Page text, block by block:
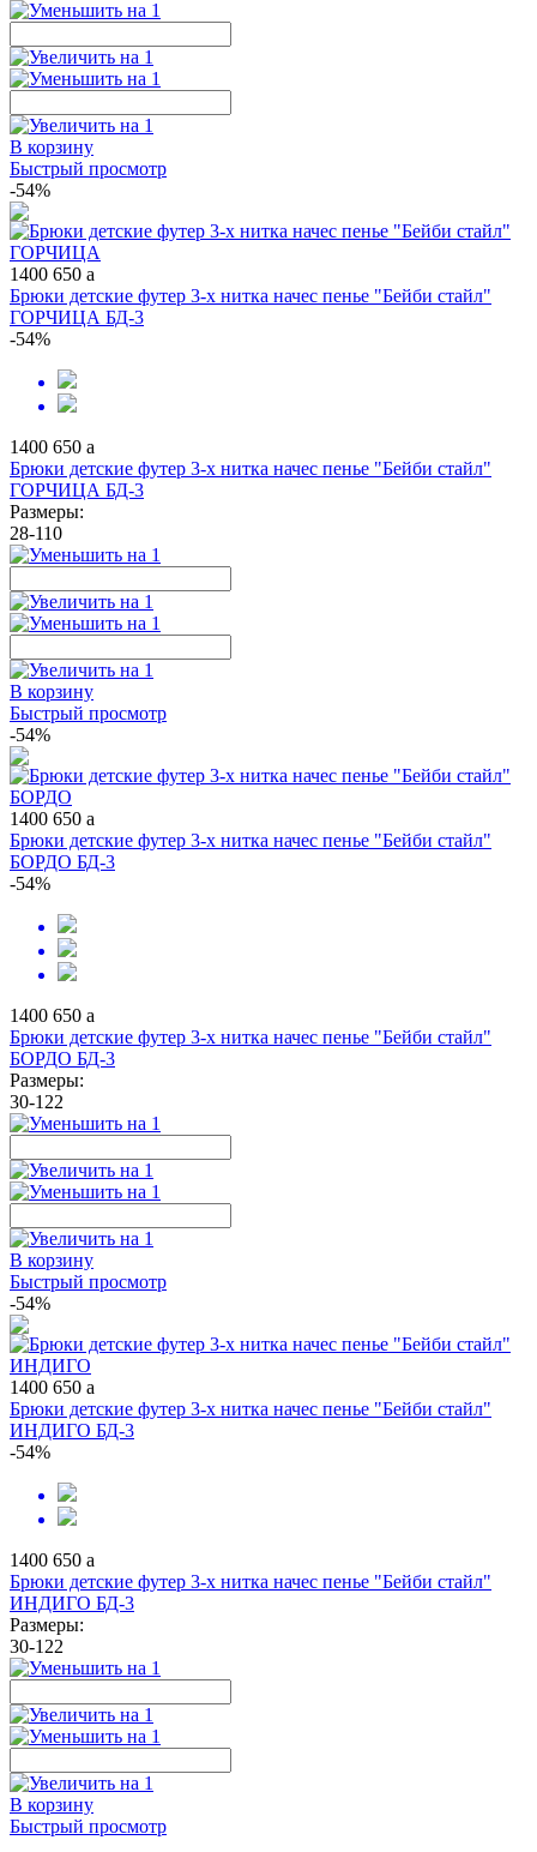
В корзину
Быстрый просмотр
-54%
1400 650 a
Брюки детские футер 3-х нитка начес пенье "Бейби стайл"
ГОРЧИЦА БД-3
-54%
1400 650 a
Брюки детские футер 3-х нитка начес пенье "Бейби стайл"
ГОРЧИЦА БД-3
Размеры:
28-110
В корзину
Быстрый просмотр
-54%
1400 650 a
Брюки детские футер 3-х нитка начес пенье "Бейби стайл"
БОРДО БД-3
-54%
1400 650 a
Брюки детские футер 3-х нитка начес пенье "Бейби стайл"
БОРДО БД-3
Размеры:
30-122
В корзину
Быстрый просмотр
-54%
1400 650 a
Брюки детские футер 3-х нитка начес пенье "Бейби стайл"
ИНДИГО БД-3
-54%
1400 650 a
Брюки детские футер 3-х нитка начес пенье "Бейби стайл"
ИНДИГО БД-3
Размеры:
30-122
В корзину
Быстрый просмотр